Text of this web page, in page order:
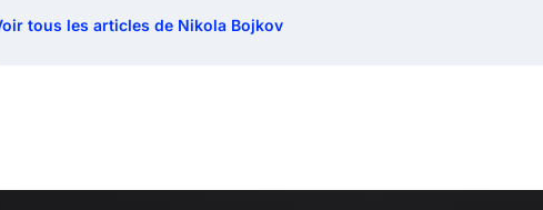
tous les articles de Nikola Bojkov